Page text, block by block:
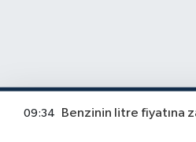
09:34 Benzinin litre fiyatına